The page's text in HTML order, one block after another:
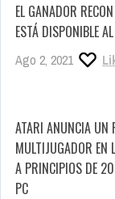
EL GANADOR
ESTÁ DISPONIBLE
Ago 2, 2021
ATARI ANUNCIA UN
MULTIJUGADOR EN
A PRINCIPIOS DE
PC